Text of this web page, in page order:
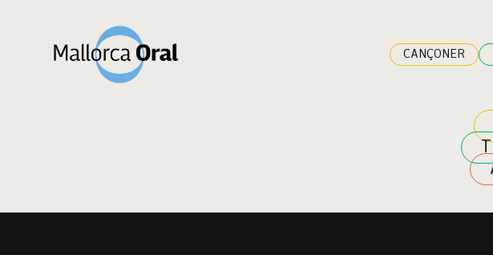
CANÇONER
Jaume González Auba
Ayran Meneguin
Lola Peña Cabrera